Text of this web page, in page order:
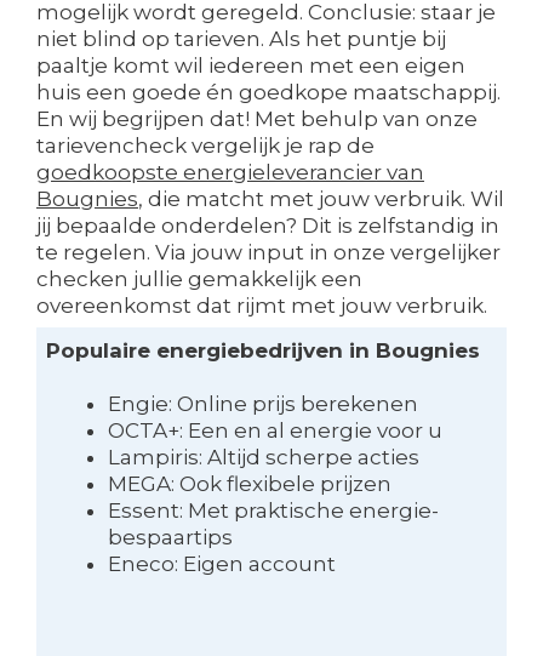
mogelijk wordt geregeld. Conclusie: staar je
niet blind op tarieven. Als het puntje bij
paaltje komt wil iedereen met een eigen
huis een goede én goedkope maatschappij.
En wij begrijpen dat! Met behulp van onze
tarievencheck vergelijk je rap de
goedkoopste energieleverancier van
Bougnies, die matcht met jouw verbruik. Wil
jij bepaalde onderdelen? Dit is zelfstandig in
te regelen. Via jouw input in onze vergelijker
checken jullie gemakkelijk een
overeenkomst dat rijmt met jouw verbruik.
Populaire energiebedrijven in Bougnies
Engie: Online prijs berekenen
OCTA+: Een en al energie voor u
Lampiris: Altijd scherpe acties
MEGA: Ook flexibele prijzen
Essent: Met praktische energie-
bespaartips
Eneco: Eigen account